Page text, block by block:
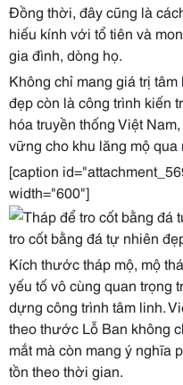
Đồng thời, đây cũng là
hiếu kính với tổ tiên và
gia đình, dòng họ.
Không chỉ mang giá trị
đẹp còn là công trình kiến
hóa truyền thống Việt
vững cho khu lăng mộ qua
[caption
width="600"]
tro cốt bằng đá tự nhiên
Kích thước tháp mộ, mộ
yếu tố vô cùng quan trọng
dựng công trình tâm linh.
theo thước Lỗ Ban không
mắt mà còn mang ý nghĩa
tồn theo thời gian.